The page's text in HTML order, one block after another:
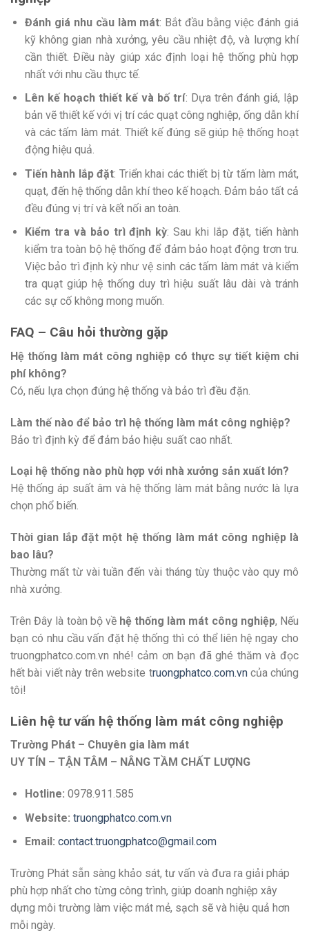
Đánh giá nhu cầu làm mát: Bắt đầu bằng việc đánh giá
kỹ không gian nhà xưởng, yêu cầu nhiệt độ, và lượng khí
cần thiết. Điều này giúp xác định loại hệ thống phù hợp
nhất với nhu cầu thực tế.
Lên kế hoạch thiết kế và bố trí: Dựa trên đánh giá, lập
bản vẽ thiết kế với vị trí các quạt công nghiệp, ống dẫn khí
và các tấm làm mát. Thiết kế đúng sẽ giúp hệ thống hoạt
động hiệu quả.
Tiến hành lắp đặt: Triển khai các thiết bị từ tấm làm mát,
quạt, đến hệ thống dẫn khí theo kế hoạch. Đảm bảo tất cả
đều đúng vị trí và kết nối an toàn.
Kiểm tra và bảo trì định kỳ: Sau khi lắp đặt, tiến hành
kiểm tra toàn bộ hệ thống để đảm bảo hoạt động trơn tru.
Việc bảo trì định kỳ như vệ sinh các tấm làm mát và kiểm
tra quạt giúp hệ thống duy trì hiệu suất lâu dài và tránh
các sự cố không mong muốn.
FAQ – Câu hỏi thường gặp
Hệ thống làm mát công nghiệp có thực sự tiết kiệm chi
phí không?
Có, nếu lựa chọn đúng hệ thống và bảo trì đều đặn.
Làm thế nào để bảo trì hệ thống làm mát công nghiệp?
Bảo trì định kỳ để đảm bảo hiệu suất cao nhất.
Loại hệ thống nào phù hợp với nhà xưởng sản xuất lớn?
Hệ thống áp suất âm và hệ thống làm mát bằng nước là lựa
chọn phổ biến.
Thời gian lắp đặt một hệ thống làm mát công nghiệp là
bao lâu?
Thường mất từ vài tuần đến vài tháng tùy thuộc vào quy mô
nhà xưởng.
Trên Đây là toàn bộ về hệ thống làm mát công nghiệp, Nếu
bạn có nhu cầu vấn đặt hệ thống thì có thể liên hệ ngay cho
truongphatco.com.vn nhé! cảm ơn bạn đã ghé thăm và đọc
hết bài viết này trên website truongphatco.com.vncủa chúng
tôi!
Liên hệ tư vấn hệ thống làm mát công nghiệp
Trường Phát – Chuyên gia làm mát
UY TÍN – TẬN TÂM – NÂNG TẦM CHẤT LƯỢNG
Hotline: 0978.911.585
Website: truongphatco.com.vn
Email: contact.truongphatco@gmail.com
Trường Phát sẵn sàng khảo sát, tư vấn và đưa ra giải pháp
phù hợp nhất cho từng công trình, giúp doanh nghiệp xây
dựng môi trường làm việc mát mẻ, sạch sẽ và hiệu quả hơn
mỗi ngày.